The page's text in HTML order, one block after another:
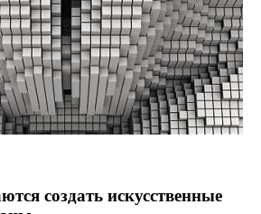
создать искусственные